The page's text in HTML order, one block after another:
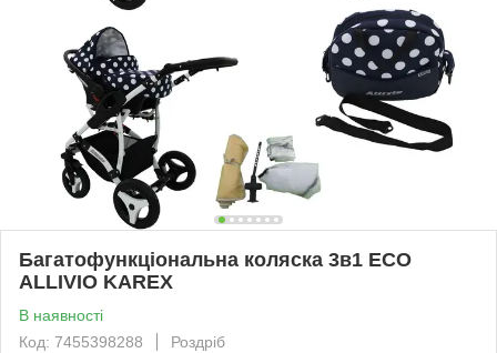
Багатофункціональна коляска 3в1 ECO
ALLIVIO KAREX
В наявності
Код: 7455398288
Роздріб